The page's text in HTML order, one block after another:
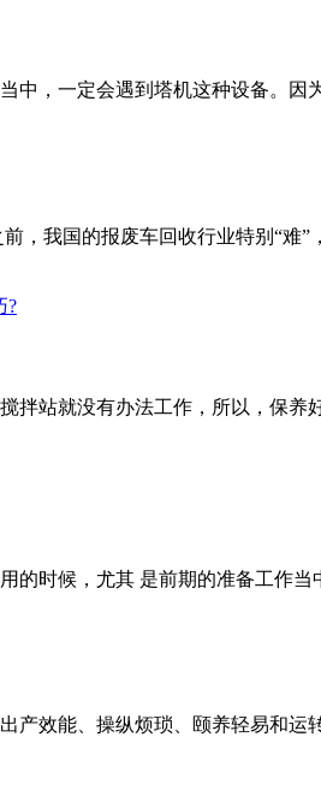
，一定会遇到塔机这种设备。因
，我国的报废车回收行业特别“难”
拌站就没有办法工作，所以，保
时候，尤其 是前期的准备工作当
效能、操纵烦琐、颐养轻易和运